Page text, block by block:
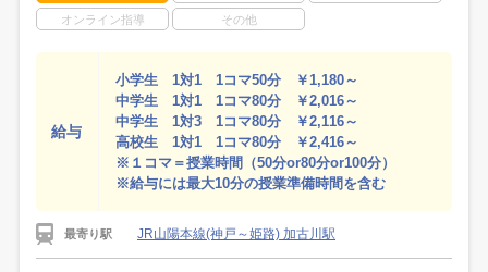
オンライン指導 その他
給与
小学生 1対1 1コマ50分 ￥1,180～
中学生 1対1 1コマ80分 ￥2,016～
中学生 1対3 1コマ80分 ￥2,116～
高校生 1対1 1コマ80分 ￥2,416～
※１コマ＝授業時間（50分or80分or100分）
※給与には最大10分の授業準備時間を含む
最寄り駅 JR山陽本線(神戸～姫路) 加古川駅